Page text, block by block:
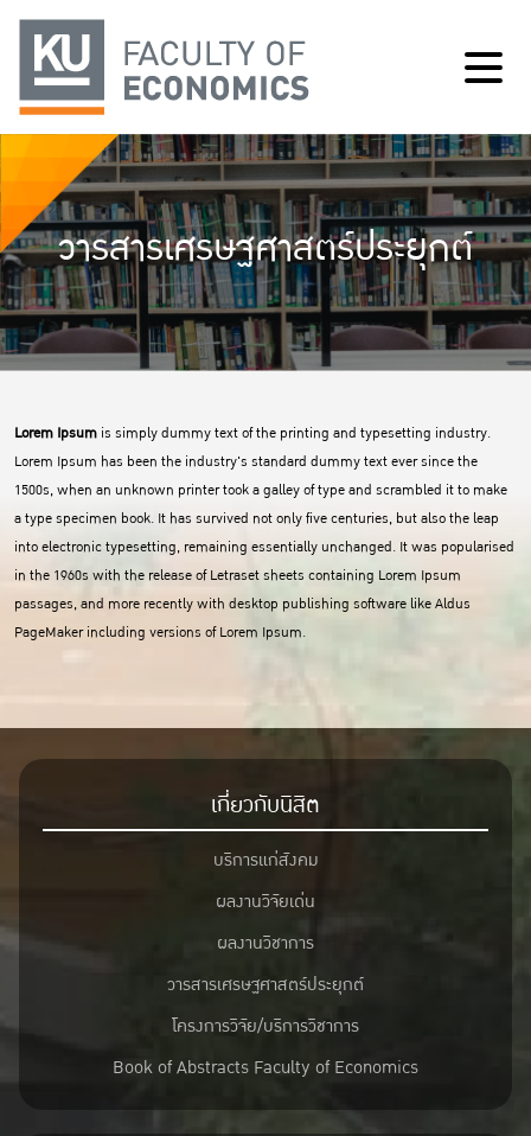
วารสารเศรษฐศาสตร์ประยุกต์
Lorem Ipsum is simply dummy text of the printing and typesetting industry.
Lorem Ipsum has been the industry's standard dummy text ever since the
1500s, when an unknown printer took a galley of type and scrambled it to make
a type specimen book. It has survived not only five centuries, but also the leap
into electronic typesetting, remaining essentially unchanged. It was popularised
in the 1960s with the release of Letraset sheets containing Lorem Ipsum
passages, and more recently with desktop publishing software like Aldus
PageMaker including versions of Lorem Ipsum.
เกี่ยวกับนิสิต
บริการแก่สังคม
ผลงานวิจัยเด่น
ผลงานวิชาการ
วารสารเศรษฐศาสตร์ประยุกต์
โครงการวิจัย/บริการวิชาการ
Book of Abstracts Faculty of Economics